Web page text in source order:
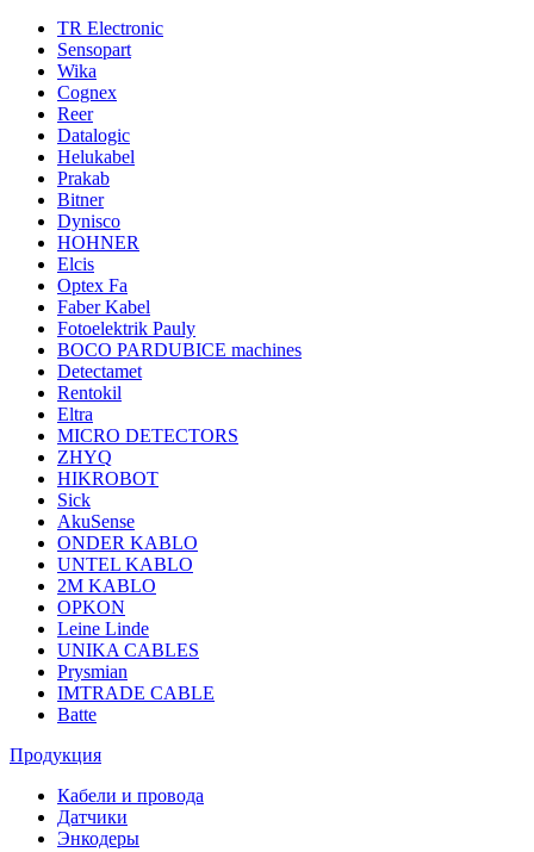
TR Electronic
Sensopart
Wika
Cognex
Reer
Datalogic
Helukabel
Prakab
Bitner
Dynisco
HOHNER
Elcis
Optex Fa
Faber Kabel
Fotoelektrik Pauly
BOCO PARDUBICE machines
Detectamet
Rentokil
Eltra
MICRO DETECTORS
ZHYQ
HIKROBOT
Sick
AkuSense
ONDER KABLO
UNTEL KABLO
2M KABLO
OPKON
Leine Linde
UNIKA CABLES
Prysmian
IMTRADE CABLE
Batte
Продукция
Кабели и провода
Датчики
Энкодеры